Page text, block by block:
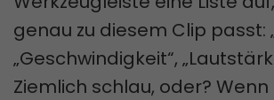
genau zu diesem Clip passt:
„Geschwindigkeit“,
Ziemlich schlau, oder? Wenn